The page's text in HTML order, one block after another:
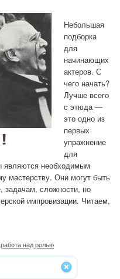
Небольшая
подборка
для
начинающих
актеров. С
чего начать?
Лучше всего
с этюда —
это одно из
первых
упражнение
для
являются необходимым
мастерству. Они могут быть
задачам, сложности, но
импровизации. Читаем,
работа над ролью